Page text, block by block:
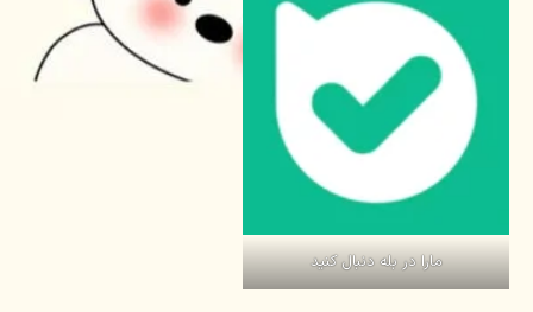
مارا در بله دنبال کنید